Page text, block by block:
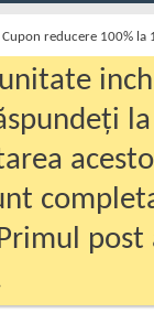
Cupon reducere 100% la